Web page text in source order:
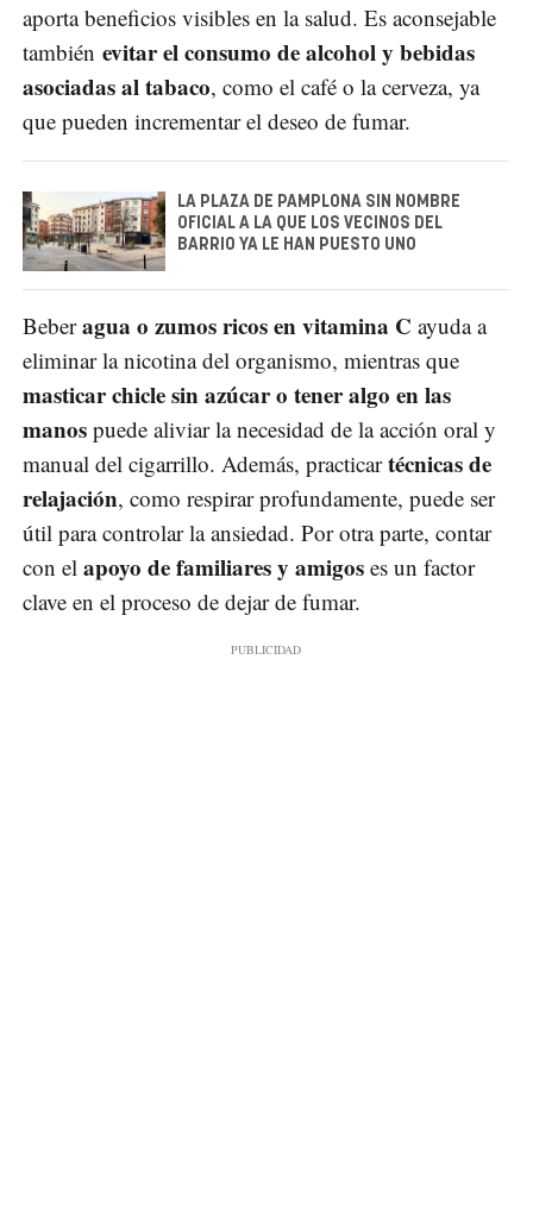
aporta beneficios visibles en la salud. Es aconsejable
también evitar el consumo de alcohol y bebidas
asociadas al tabaco, como el café o la cerveza, ya
que pueden incrementar el deseo de fumar.
LA PLAZA DE PAMPLONA SIN NOMBRE
OFICIAL A LA QUE LOS VECINOS DEL
BARRIO YA LE HAN PUESTO UNO
Beberagua o zumos ricos en vitamina C ayuda a
eliminar la nicotina del organismo, mientras que
masticar chicle sin azúcar o tener algo en las
manos puede aliviar la necesidad de la acción oral y
manual del cigarrillo. Además, practicartécnicas de
relajación, como respirar profundamente, puede ser
útil para controlar la ansiedad. Por otra parte, contar
con el apoyo de familiares y amigos es un factor
clave en el proceso de dejar de fumar.